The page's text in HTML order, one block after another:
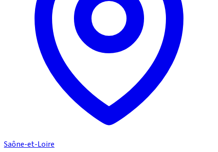
Saône-et-Loire